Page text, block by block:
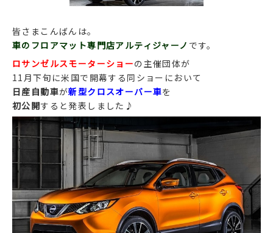
皆さまこんばんは。
車のフロアマット専門店アルティジャーノ です。
ロサンゼルスモーターショーの主催団体が
11月下旬に米国で開幕する同ショーにおいて
日産自動車が新型クロスオーバー車を
初公開すると発表しました♪